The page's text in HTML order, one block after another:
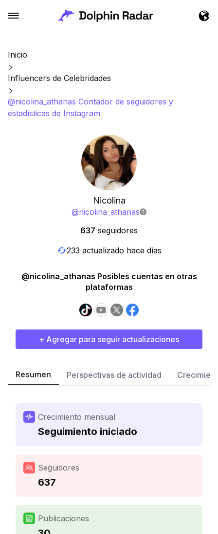
Inicio
Influencers de Celebridades
@nicolina_athanas Contador de seguidores y
estadísticas de Instagram
Nicolina
@nicolina_athanas
637 seguidores
233 actualizado hace días
@nicolina_athanas Posibles cuentas en otras
plataformas
+ Agregar para seguir actualizaciones
Resumen Perspectivas de actividad
Crecimiento mensual
Seguimiento iniciado
Seguidores
637
Publicaciones